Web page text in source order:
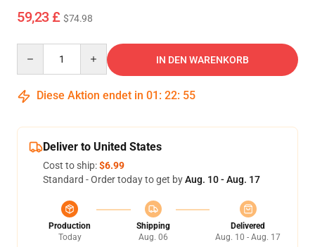
59,23 £ $74.98
IN DEN WARENKORB
Diese Aktion endet in 01 : 22: 55
Deliver to United States
Cost to ship:$6.99
Standard - Order today to get byAug. 10 - Aug. 17
Production
Today
Shipping
Aug. 06
Delivered
Aug. 10 - Aug. 17